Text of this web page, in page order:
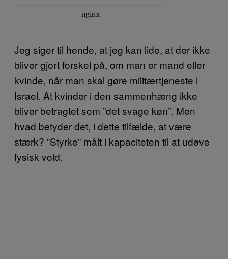
Jeg siger til hende, at jeg kan lide, at der ikke
bliver gjort forskel på, om man er mand eller
kvinde, når man skal gøre militærtjeneste i
Israel. At kvinder i den sammenhæng ikke
bliver betragtet som ”det svage køn”. Men
hvad betyder det, i dette tilfælde, at være
stærk? ”Styrke” målt i kapaciteten til at udøve
fysisk vold.